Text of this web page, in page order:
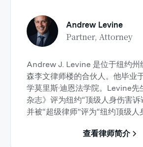
Andrew Levine
Partner, Attorney
Andrew J. Levine 是位于纽约州
森李文律师楼的合伙人。他毕业
学莫里斯·迪恩法学院。Levine先
杂志》评为纽约“顶级人身伤害诉
并被“超级律师”评为“纽约顶级人
查看律师简介